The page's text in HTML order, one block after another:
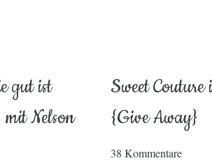
gut ist
mit Nelson
Sweet
{Give Away}
38 Kommentare